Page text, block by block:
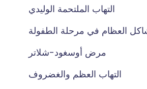
التهاب الملتحمة الوليدي
العظام في مرحلة الطفولة
مرض أوسغود-شلاتر
التهاب العظم والغضروف